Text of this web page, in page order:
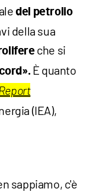
del petrolio
della sua
che si
È quanto
(IEA),
sappiamo, c'è